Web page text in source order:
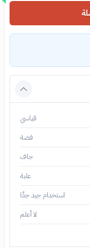
قياسي
فضة
جاف
علبة
استخدام جيد جدًا
لا أعلم